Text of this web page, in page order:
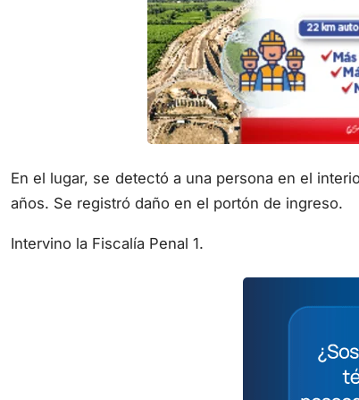
En el lugar, se detectó a una persona en el
años. Se registró daño en el portón de ingreso.
Intervino la Fiscalía Penal 1.